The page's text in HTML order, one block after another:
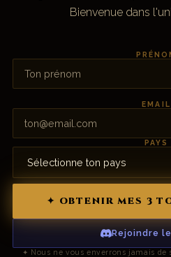
Bienvenue dans
EMAIL
PAYS
✦ OBTENIR MES 3
Rejoindre
✦ Nous ne vous enverrons jamais de